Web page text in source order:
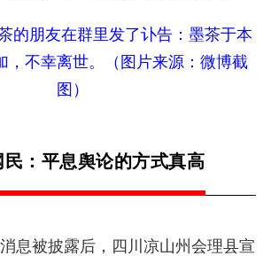
的朋友在群里发了讣告：墨茶于本
，不幸离世。（ 图片来源： 微博截
图）
：平息舆论的方式真高
被披露后，四川凉山州会理县宣